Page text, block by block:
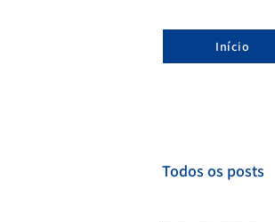
Início
Todos os posts